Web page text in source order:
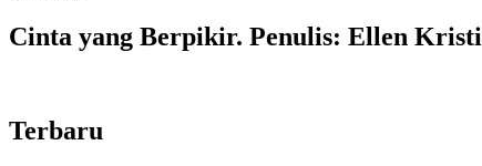
Cinta yang Berpikir. Penulis: Ellen Kristi
Terbaru